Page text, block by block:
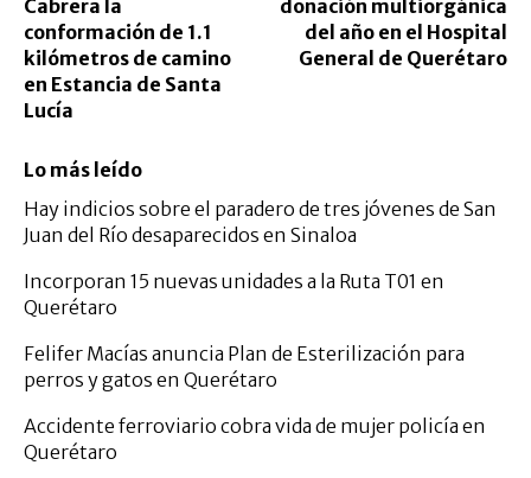
Cabrera la
conformación de 1.1
kilómetros de camino
en Estancia de Santa
Lucía
donación multiorgánica
del año en el Hospital
General de Querétaro
Lo más leído
Hay indicios sobre el paradero de tres jóvenes de San
Juan del Río desaparecidos en Sinaloa
Incorporan 15 nuevas unidades a la Ruta T01 en
Querétaro
Felifer Macías anuncia Plan de Esterilización para
perros y gatos en Querétaro
Accidente ferroviario cobra vida de mujer policía en
Querétaro